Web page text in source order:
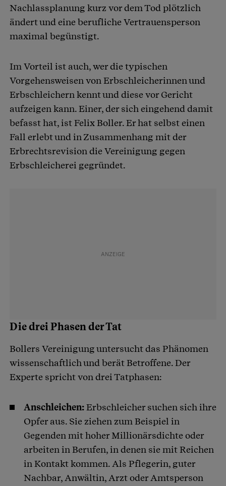
Nachlassplanung kurz vor dem Tod plötzlich
ändert und eine berufliche Vertrauensperson
maximal begünstigt.
Im Vorteil ist auch, wer die typischen
Vorgehensweisen von Erbschleicherinnen und
Erbschleichern kennt und diese vor Gericht
aufzeigen kann. Einer, der sich eingehend damit
befasst hat, ist Felix Boller. Er hat selbst einen
Fall erlebt und in Zusammenhang mit der
Erbrechtsrevision die Vereinigung gegen
Erbschleicherei gegründet.
Die drei Phasen der Tat
Bollers Vereinigung untersucht das Phänomen
wissenschaftlich und berät Betroffene. Der
Experte spricht von drei Tatphasen:
Anschleichen:Erbschleicher suchen sich ihre
Opfer aus. Sie ziehen zum Beispiel in
Gegenden mit hoher Millionärsdichte oder
arbeiten in Berufen, in denen sie mit Reichen
in Kontakt kommen. Als Pflegerin, guter
Nachbar, Anwältin, Arzt oder Amtsperson